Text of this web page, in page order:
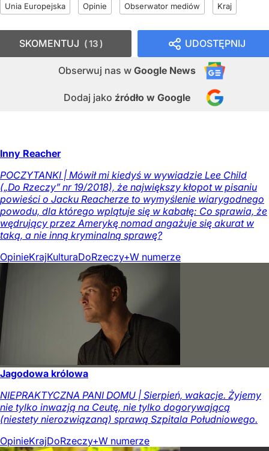
Unia Europejska Opinie Obserwator mediów Kraj
UDOSTĘPNIJ
Obserwuj nas w Google News
Dodaj jako źródło w Google
SKOMENTUJ 13
Inny Reacher
POCZYTANKI | Mówił mi kiedyś w wywiadzie Lee Child
(„Do Rzeczy” nr 19/2018), że największy kłopot w pisaniu
powieści o Jacku Reacherze to wymyślenie wiarygodnego
powodu, dla którego wplątuje się w kabałę: Co sprawia, że
wędrujący przez Amerykę nomad angażuje się akurat w
taką, a nie inną kryminalną sprawę?
OpinieKrajKulturaDoRzeczy+W numerze
Jagodowa królowa
NIEPRAKTYCZNA PANI DOMU | Sierpień, wakacje. Żyjemy
nie tylko inwazją na Ceutę, nie tylko dogorywającą
(niestety nierozwiązaną) sprawą Szpitala Południowego.
OpinieKrajDoRzeczy+W numerze